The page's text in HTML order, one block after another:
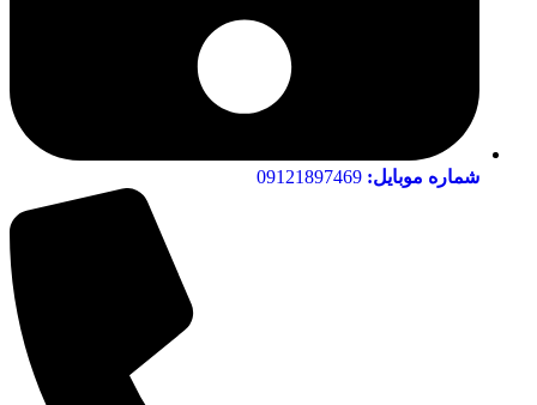
شماره موبایل: 09121897469